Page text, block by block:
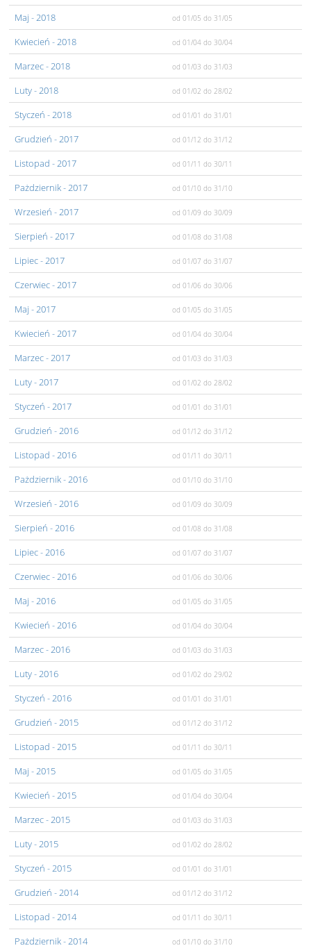
Maj - 2018 od 01/05 do 31/05
Kwiecień - 2018 od 01/04 do 30/04
Marzec- 2018 od 01/03 do 31/03
Luty- 2018 od 01/02 do 28/02
Styczeń - 2018 od 01/01 do 31/01
Grudzień - 2017 od 01/12 do 31/12
Listopad - 2017 od 01/11 do 30/11
Pażdziernik- 2017 od 01/10 do 31/10
Wrzesień - 2017 od 01/09 do 30/09
Sierpień - 2017 od 01/08 do 31/08
Lipiec- 2017 od 01/07 do 31/07
Czerwiec- 2017 od 01/06 do 30/06
Maj - 2017 od 01/05 do 31/05
Kwiecień - 2017 od 01/04 do 30/04
Marzec- 2017 od 01/03 do 31/03
Luty- 2017 od 01/02 do 28/02
Styczeń - 2017 od 01/01 do 31/01
Grudzień - 2016 od 01/12 do 31/12
Listopad - 2016 od 01/11 do 30/11
Pażdziernik- 2016 od 01/10 do 31/10
Wrzesień - 2016 od 01/09 do 30/09
Sierpień - 2016 od 01/08 do 31/08
Lipiec- 2016 od 01/07 do 31/07
Czerwiec- 2016 od 01/06 do 30/06
Maj - 2016 od 01/05 do 31/05
Kwiecień - 2016 od 01/04 do 30/04
Marzec- 2016 od 01/03 do 31/03
Luty- 2016 od 01/02 do 29/02
Styczeń - 2016 od 01/01 do 31/01
Grudzień - 2015 od 01/12 do 31/12
Listopad - 2015 od 01/11 do 30/11
Maj - 2015 od 01/05 do 31/05
Kwiecień - 2015 od 01/04 do 30/04
Marzec- 2015 od 01/03 do 31/03
Luty- 2015 od 01/02 do 28/02
Styczeń - 2015 od 01/01 do 31/01
Grudzień - 2014 od 01/12 do 31/12
Listopad - 2014 od 01/11 do 30/11
Pażdziernik- 2014 od 01/10 do 31/10